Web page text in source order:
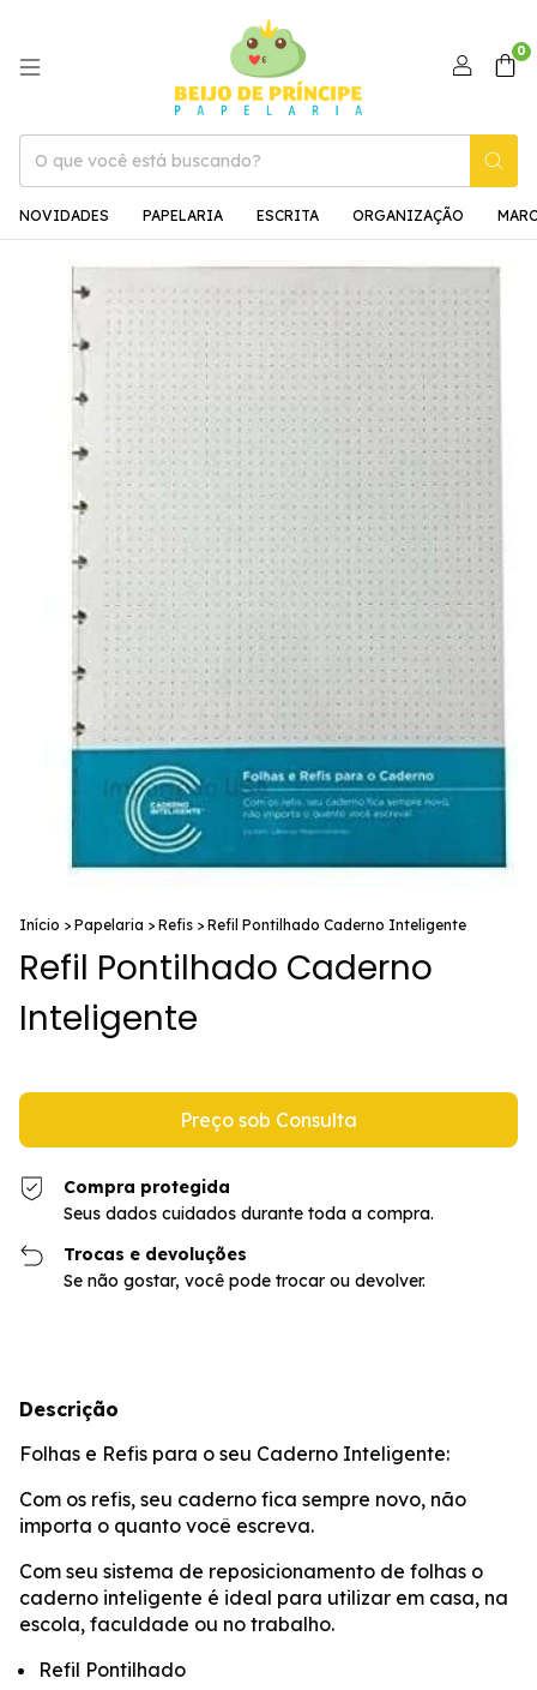
0
NOVIDADES PAPELARIA ESCRITA ORGANIZAÇÃO
Início > Papelaria > Refis > Refil Pontilhado Caderno Inteligente
Refil Pontilhado Caderno
Inteligente
Compra protegida
Seus dados cuidados durante toda a compra.
Trocas e devoluções
Se não gostar, você pode trocar ou devolver.
Descrição
Folhas e Refis para o seu Caderno Inteligente:
Com os refis, seu caderno fica sempre novo, não
importa o quanto você escreva.
Com seu sistema de reposicionamento de folhas o
caderno inteligente é ideal para utilizar em casa, na
escola, faculdade ou no trabalho.
Refil Pontilhado